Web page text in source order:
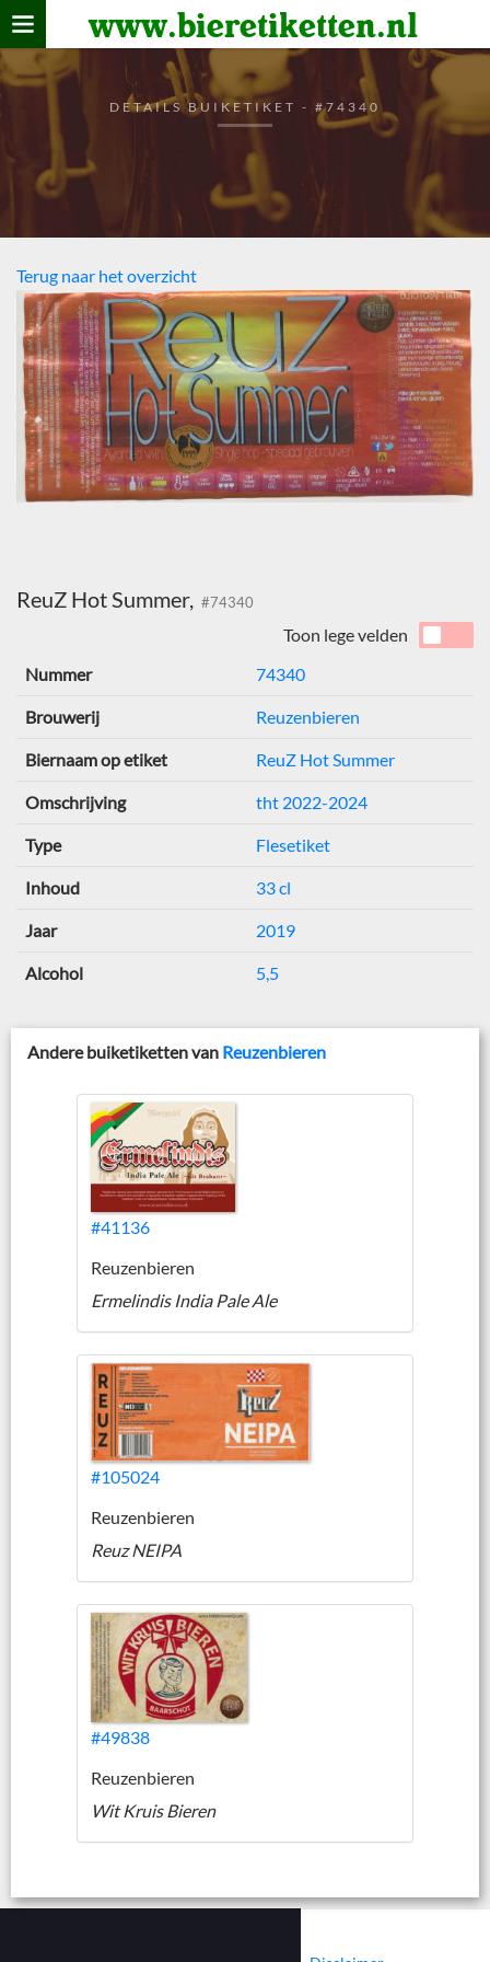
www.bieretiketten.nl
Home
verzamelen
De bierkaart
Bezoekers
DETAILS BUIKETIKET - #74340
Terug naar het overzicht
ReuZ Hot Summer, #74340
Toon lege velden
Nummer
74340
Brouwerij Reuzenbieren
Biernaam op etiket ReuZ Hot Summer
Omschrijving tht 2022-2024
Type Flesetiket
Inhoud 33 cl
Jaar 2019
Alcohol 5,5
Andere buiketiketten van Reuzenbieren
#41136
Reuzenbieren
Ermelindis India Pale Ale
#105024
Reuzenbieren
Reuz NEIPA
#49838
Reuzenbieren
Wit Kruis Bieren